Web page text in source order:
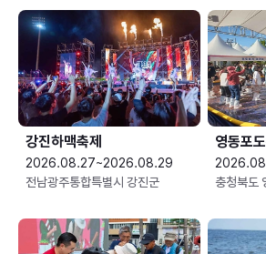
강진하맥축제
2026.08.27~2026.08.29
전남광주통합특별시 강진군
영동포
충청북도